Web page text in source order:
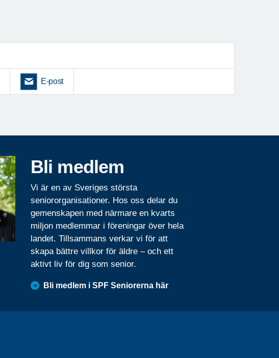
E-post
Bli medlem
Vi är en av Sveriges största
seniororganisationer. Hos oss delar du
gemenskapen med närmare en kvarts
miljon medlemmar i föreningar över hela
landet. Tillsammans verkar vi för att
skapa bättre villkor för äldre – och ett
aktivt liv för dig som senior.
Bli medlem i SPF Seniorerna här